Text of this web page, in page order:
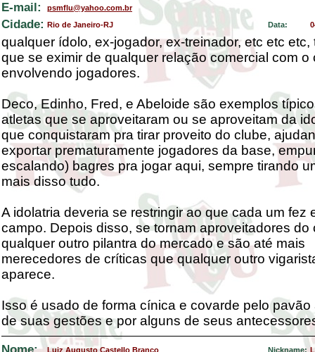
E-mail: psmflu@yahoo.com.br
Cidade: Rio de Janeiro-RJ Data:
qualquer ídolo, ex-jogador, ex-treinador, etc etc etc,
que se eximir de qualquer relação comercial com o
envolvendo jogadores.
Deco, Edinho, Fred, e Abeloide são exemplos
atletas que se aproveitaram ou se aproveitam da
que conquistaram pra tirar proveito do clube,
exportar prematuramente jogadores da base,
escalando) bagres pra jogar aqui, sempre tirando
mais disso tudo.
A idolatria deveria se restringir ao que cada um fez
campo. Depois disso, se tornam aproveitadores do
qualquer outro pilantra do mercado e são até mais
merecedores de críticas que qualquer outro
aparece.
Isso é usado de forma cínica e covarde pelo pavão
de suas gestões e por alguns de seus
Luiz Augusto Castello Branco Nickname: